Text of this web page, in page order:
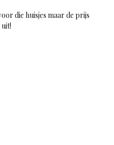
die huisjes maar de prijs